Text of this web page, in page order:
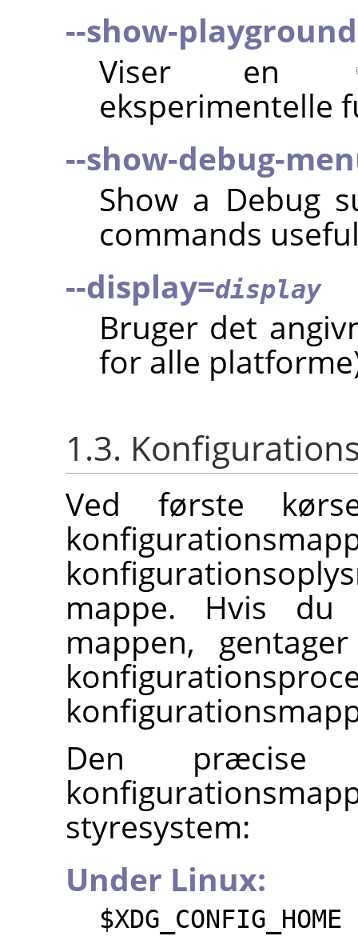
--show-playground
Viser en
eksperimentelle
--show-debug-
Show a Debug
commands
--display=display
Bruger det
for alle
1.3.
Ved første
mappe. Hvis du
mappen,
Den
styresystem:
Under Linux:
$XDG_CONFIG_HOME